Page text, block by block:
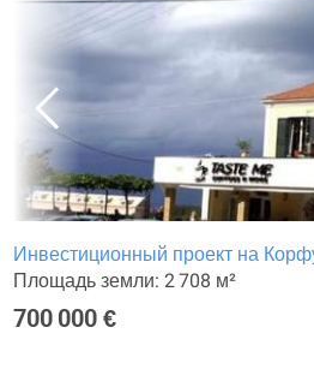
Инвестиционный проект на
Площадь земли: 2 708 м²
700 000 €